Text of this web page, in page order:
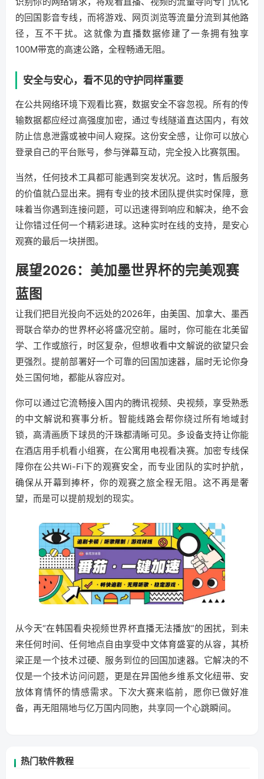
的回国影音专线，而将游戏、网页浏览等流量分流到其他路
径，互不干扰。这就像为直播数据修建了一条拥有独享
100M带宽的高速公路，全程畅通无阻。
安全与安心，看不见的守护同样重要
在公共网络环境下观看比赛，数据安全不容忽视。所有的传
输数据都应经过高强度加密，通过专线隧道直达国内，有效
防止信息泄露或被中间人窥探。这份安全感，让你可以放心
登录自己的平台账号，参与弹幕互动，完全投入比赛氛围。
当然，任何技术工具都可能遇到突发状况。这时，售后服务
的价值就凸显出来。拥有专业的技术团队提供实时保障，意
味着当你遇到连接问题，可以迅速得到响应和解决，绝不会
让你错过任何一个精彩进球。这种实时在线的支持，是安心
观赛的最后一块拼图。
展望2026：美加墨世界杯的完美观赛
蓝图
让我们把目光投向不远处的2026年，由美国、加拿大、墨西
哥联合举办的世界杯必将盛况空前。届时，你可能在北美留
学、工作或旅行，时区复杂，但想收看中文解说的欲望只会
更强烈。提前部署好一个可靠的回国加速器，届时无论你身
处三国何地，都能从容应对。
你可以通过它流畅接入国内的腾讯视频、央视频，享受熟悉
的中文解说和赛事分析。智能线路会帮你绕过所有地域封
锁，高清画质下球员的汗珠都清晰可见。多设备支持让你能
在酒店用手机看小组赛，在公寓用电视看决赛。加密专线保
障你在公共Wi-Fi下的观赛安全，而专业团队的实时护航，
确保从开幕到捧杯，你的观赛之旅全程无阻。这不再是奢
望，而是可以提前规划的现实。
从今天“在韩国看央视频世界杯直播无法播放”的困扰，到未
来任何时间、任何地点自由享受中文体育盛宴的从容，其桥
梁正是一个技术过硬、服务到位的回国加速器。它解决的不
仅是一个技术访问问题，更是在异国他乡维系文化纽带、安
放体育情怀的情感需求。下次大赛来临前，愿你已做好准
备，再无阻隔地与亿万国内同胞，共享同一个心跳瞬间。
热门软件教程